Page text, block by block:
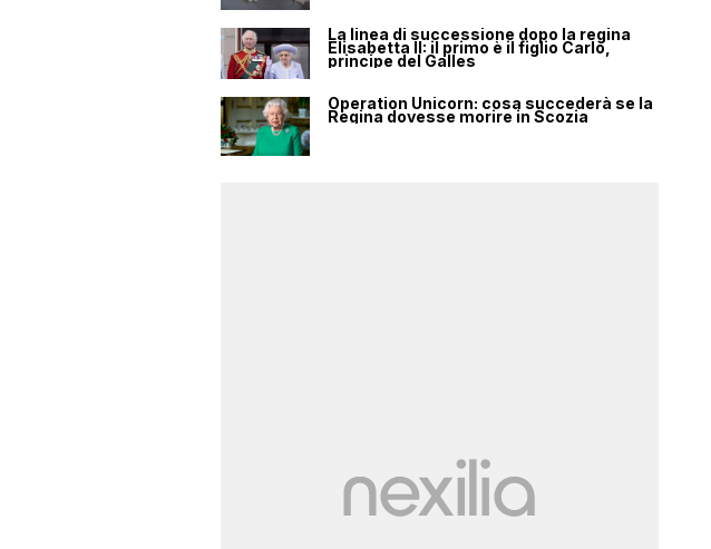
La linea di successione dopo la regina
Elisabetta II: il primo è il figlio Carlo,
principe del Galles
Operation Unicorn: cosa succederà se la
Regina dovesse morire in Scozia